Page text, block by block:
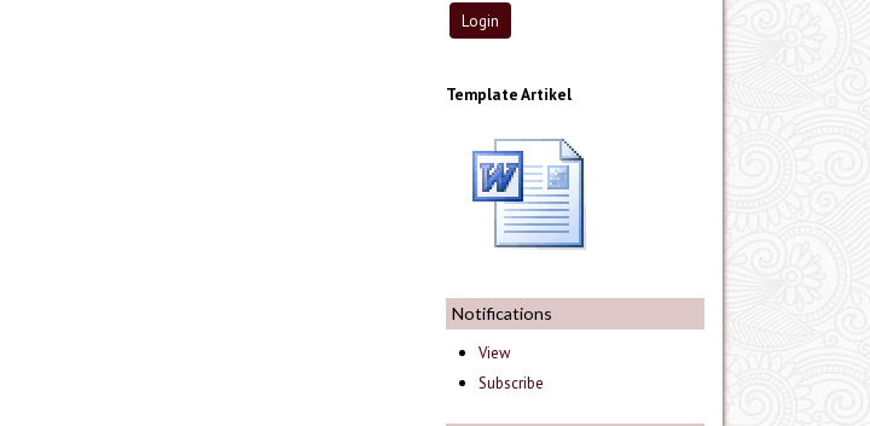
Template Artikel
Notifications
View
Subscribe